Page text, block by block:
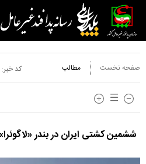
صفحه نخست مطالب کد خبر:
ششمین کشتی ایران در بندر